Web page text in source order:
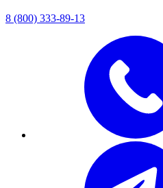
8 (800) 333-89-13